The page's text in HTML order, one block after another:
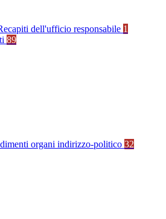
dell'ufficio responsabile 1
89
organi indirizzo-politico 32